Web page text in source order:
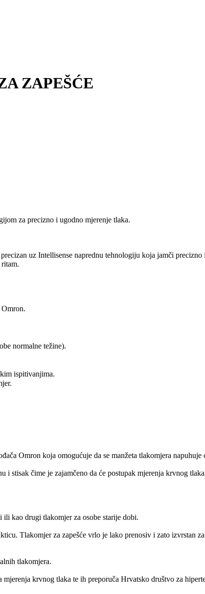
ZAPEŠĆE
za precizno i ugodno mjerenje tlaka.
uz Intellisense naprednu tehnologiju koja jamči
normalne težine).
ispitivanjima.
Omron koja omogućuje da se manžeta tlakomjera
i stisak čime je zajamčeno da će postupak mjerenja krvnog
ili kao drugi tlakomjer za osobe starije dobi.
Tlakomjer za zapešće vrlo je lako prenosiv i zato izvrstan
tlakomjera.
krvnog tlaka te ih preporuča Hrvatsko društvo za